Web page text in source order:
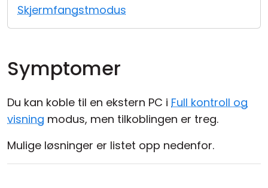
Skjermfangstmodus
Symptomer
Du kan koble til en ekstern PC i Full kontroll og
visning modus, men tilkoblingen er treg.
Mulige løsninger er listet opp nedenfor.